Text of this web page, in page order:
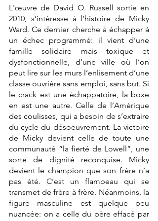
L'œuvre de David O. Russell sortie en
2010, s’intéresse à l’histoire de Micky
Ward. Ce dernier cherche à échapper à
un échec programmé: il vient d’une
famille solidaire mais toxique et
dysfonctionnelle, d’une ville où l’on
peut lire sur les murs l’enlisement d’une
classe ouvrière sans emploi, sans but. Si
le crack est une échappatoire, la boxe
en est une autre. Celle de l’Amérique
des coulisses, qui a besoin de s’extraire
du cycle du désoeuvrement. La victoire
de Micky devient celle de toute une
communauté “la fierté de Lowell”, une
sorte de dignité reconquise.
Micky
devient le champion que son frère n’a
pas été. C’est un flambeau qui se
transmet de frère à frère. Néanmoins, la
figure masculine est quelque peu
nuancée: on a celle du père effacé par